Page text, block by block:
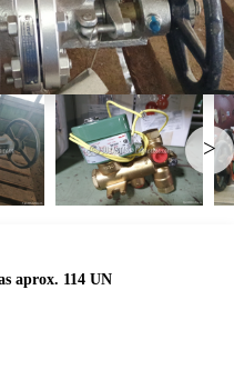
>
aprox. 114 UN